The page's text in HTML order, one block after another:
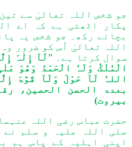
جو شخص اللہ تعالیٰ سے
پکار اٹھتی ہے کہ اے
بچائے رکھ۔ جو شخص یہ
اللہ تعالیٰ اُس کو ضرور
سوال کرتا ہے۔ "لَآ إِلٰہَ
الْمُلْکُ وَلَہٗ الْحَمْدُ وَھُوَ
اللہُ لَآ حَوْلَ وَلَآ قَوَّۃَ
بیروت)
حضرت عباس رضی اللہ
صلی اللہ علیہ و سلم
اپنی اہلیہ کے پاس ہم